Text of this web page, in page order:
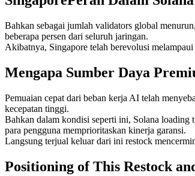
Bahkan sebagai jumlah validators global
beberapa persen dari seluruh jaringan.
Akibatnya, Singapore telah berevolusi
Mengapa Sumber Daya
Pemuaian cepat dari beban kerja AI telah
kecepatan tinggi.
Bahkan dalam kondisi seperti ini, Solana loading
para pengguna memprioritaskan kinerja garansi.
Langsung terjual keluar dari ini restock
Positioning of This Restock